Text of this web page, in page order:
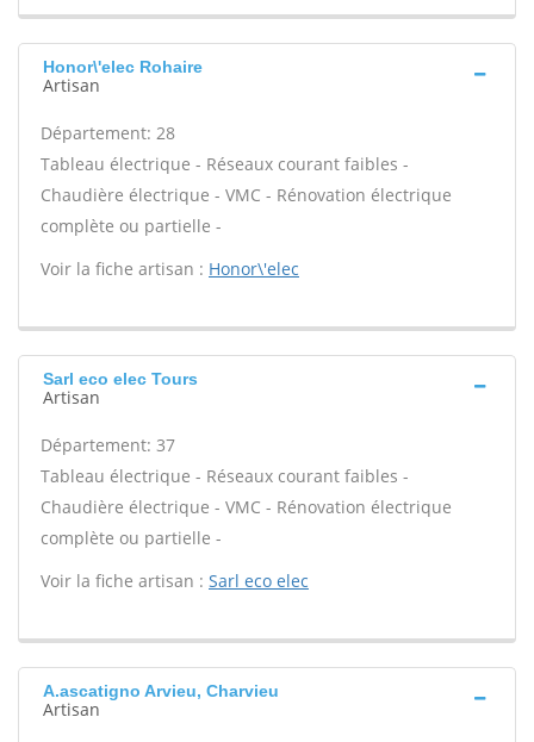
Honor\'elec Rohaire
Artisan
Département: 28
Tableau électrique - Réseaux courant faibles -
Chaudière électrique - VMC - Rénovation électrique
complète ou partielle -
Voir la fiche artisan : Honor\'elec
Sarl eco elec Tours
Artisan
Département: 37
Tableau électrique - Réseaux courant faibles -
Chaudière électrique - VMC - Rénovation électrique
complète ou partielle -
Voir la fiche artisan : Sarl eco elec
A.ascatigno Arvieu, Charvieu
Artisan